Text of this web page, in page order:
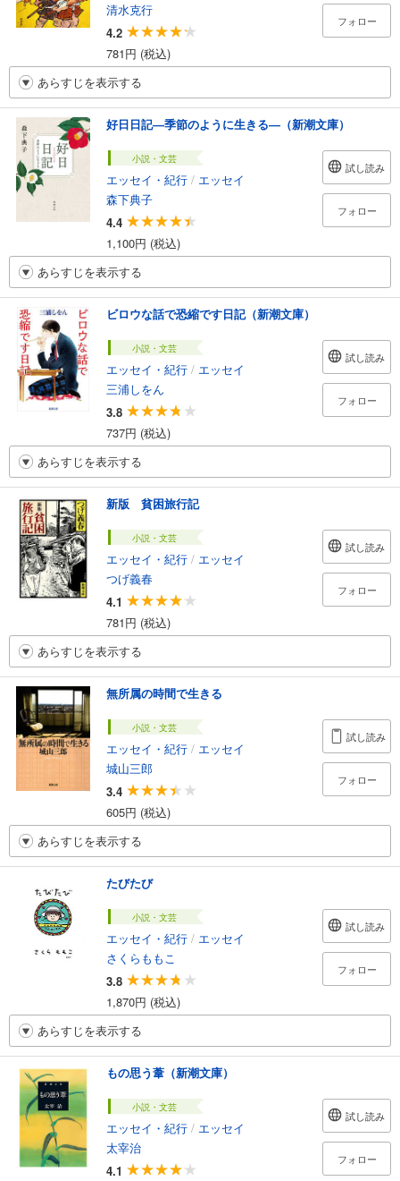
清水克行
4.2
781円 (税込)
フォロー
あらすじを表示する
好日日記―季節のように生きる―（新潮文庫）
小説・文芸
エッセイ・紀行 / エッセイ
森下典子
4.4
1,100円 (税込)
試し読み
フォロー
あらすじを表示する
ビロウな話で恐縮です日記（新潮文庫）
小説・文芸
エッセイ・紀行 / エッセイ
三浦しをん
3.8
737円 (税込)
試し読み
フォロー
あらすじを表示する
新版 貧困旅行記
小説・文芸
エッセイ・紀行 / エッセイ
つげ義春
4.1
781円 (税込)
試し読み
フォロー
あらすじを表示する
無所属の時間で生きる
小説・文芸
エッセイ・紀行 / エッセイ
城山三郎
3.4
605円 (税込)
試し読み
フォロー
あらすじを表示する
たびたび
小説・文芸
エッセイ・紀行 / エッセイ
さくらももこ
3.8
1,870円 (税込)
試し読み
フォロー
あらすじを表示する
もの思う葦（新潮文庫）
小説・文芸
エッセイ・紀行 / エッセイ
太宰治
4.1
試し読み
フォロー